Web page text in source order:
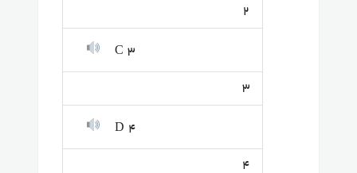
2
C 3
3
D 4
4